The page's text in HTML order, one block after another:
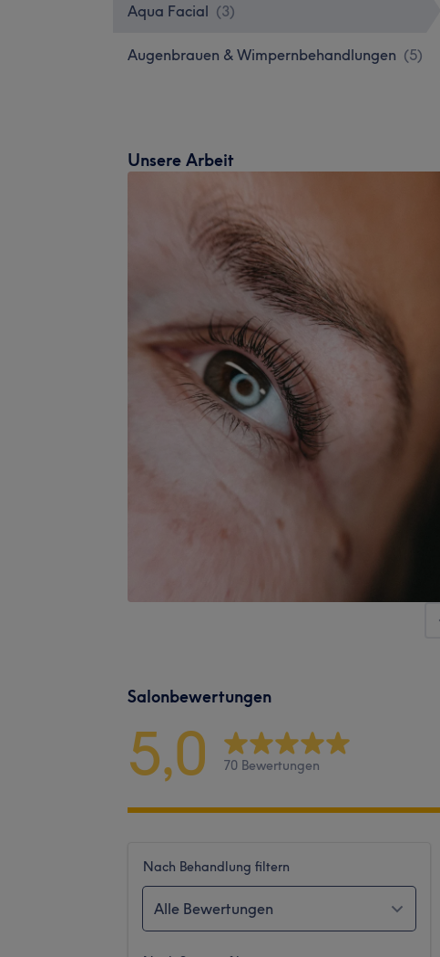
Aqua Facial (3)
Augenbrauen & Wimpernbehandlungen (5)
Unsere Arbeit
Salonbewertungen
5,0 70 Bewertungen
Nach Behandlung filtern
Alle Bewertungen